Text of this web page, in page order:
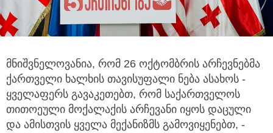
მნიშვნელოვანია, რომ 26 ოქტომბრის არჩევნებმა
ქართველი ხალხის თავისუფალი ნება ასახოს -
ყველაფერს გავაკეთებთ, რომ საქართველოს
თითოეული მოქალაქის არჩევანი იყოს დაცული
და ამისთვის ყველა მექანიზმს გამოვიყენებთ, -